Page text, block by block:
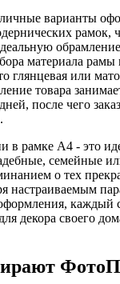
варианты
рамок,
материала рамы
глянцевая или
товара
после чего
в рамке А4 - это
семейные
о тех
настраиваемым
каждый
декора своего